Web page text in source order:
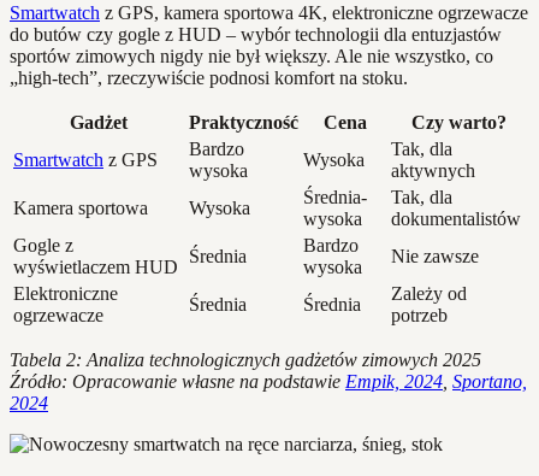
Smartwatch z GPS, kamera sportowa 4K, elektroniczne ogrzewacze
do butów czy gogle z HUD – wybór technologii dla entuzjastów
sportów zimowych nigdy nie był większy. Ale nie wszystko, co
„high-tech”, rzeczywiście podnosi komfort na stoku.
Gadżet Praktyczność Cena
Czy warto?
Smartwatch z GPS
Bardzo
wysoka
Wysoka
Tak, dla
aktywnych
Kamera sportowa
Wysoka
Średnia-
wysoka
Tak, dla
dokumentalistów
Gogle z
wyświetlaczem HUD
Średnia
Bardzo
wysoka
Nie zawsze
Elektroniczne
ogrzewacze
Średnia Średnia
Zależy od
potrzeb
Tabela 2: Analiza technologicznych gadżetów zimowych 2025
Źródło: Opracowanie własne na podstawie Empik, 2024 Sportano,
2024